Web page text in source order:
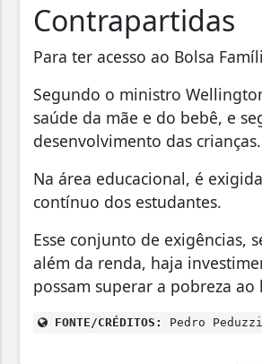
Contrapartidas
Para ter acesso ao Bolsa
Segundo o ministro
saúde da mãe e do bebê, e
desenvolvimento das crianças.
Na área educacional, é
contínuo dos estudantes.
Esse conjunto de exigências,
além da renda, haja
possam superar a pobreza
FONTE/CRÉDITOS: Pedro